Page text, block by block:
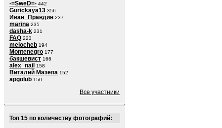
-=SweD=- 442
Gurickaya13 356
Иван_Правдин 237
marina 235
dasha-k 231
FAQ 223
melocheb 194
Montenegro 177
бакшевист 166
alex_nail 158
Виталий Мазепа 152
apgolub 150
Все участники
Топ 15 по количеству фотографий: